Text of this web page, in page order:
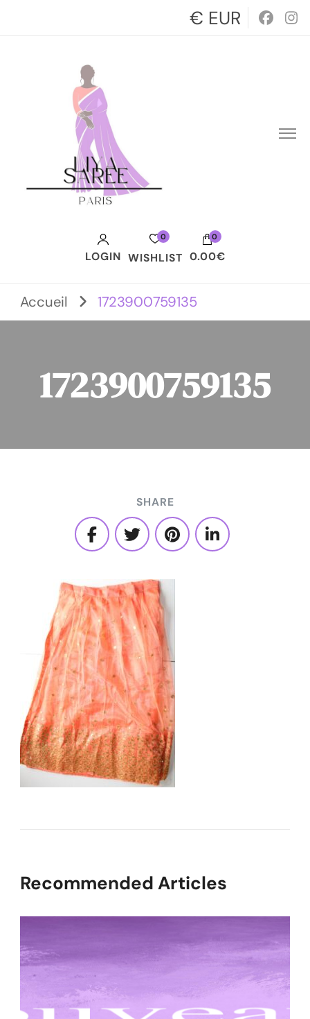
€ EUR
LOGIN
0
WISHLIST
0
0.00€
Votre panier est vide.
Accueil 1723900759135
1723900759135
SHARE
Recommended Articles